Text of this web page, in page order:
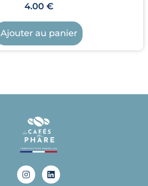
4.00 €
Ajouter au panier